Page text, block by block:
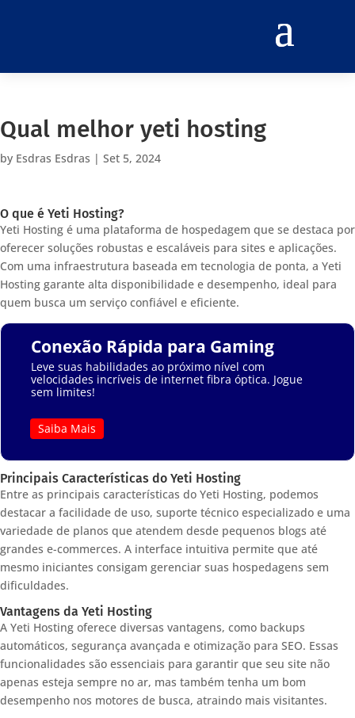
Qual melhor yeti hosting
by Esdras Esdras | Set 5, 2024
O que é Yeti Hosting?
Yeti Hosting é uma plataforma de hospedagem que se destaca por
oferecer soluções robustas e escaláveis para sites e aplicações.
Com uma infraestrutura baseada em tecnologia de ponta, a Yeti
Hosting garante alta disponibilidade e desempenho, ideal para
quem busca um serviço confiável e eficiente.
Conexão Rápida para Gaming
Leve suas habilidades ao próximo nível com
velocidades incríveis de internet fibra óptica. Jogue
sem limites!
Saiba Mais
Principais Características do Yeti Hosting
Entre as principais características do Yeti Hosting, podemos
destacar a facilidade de uso, suporte técnico especializado e uma
variedade de planos que atendem desde pequenos blogs até
grandes e-commerces. A interface intuitiva permite que até
mesmo iniciantes consigam gerenciar suas hospedagens sem
dificuldades.
Vantagens da Yeti Hosting
A Yeti Hosting oferece diversas vantagens, como backups
automáticos, segurança avançada e otimização para SEO. Essas
funcionalidades são essenciais para garantir que seu site não
apenas esteja sempre no ar, mas também tenha um bom
desempenho nos motores de busca, atraindo mais visitantes.